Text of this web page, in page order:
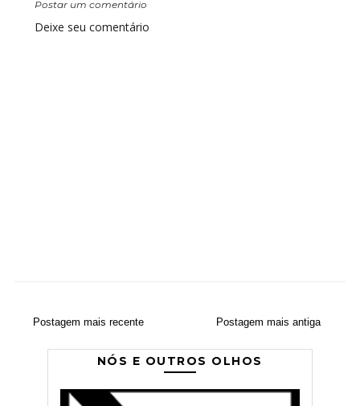
Postar um comentário
Deixe seu comentário
Postagem mais recente Postagem mais antiga
NÓS E OUTROS OLHOS